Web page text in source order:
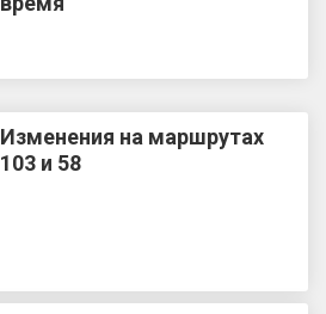
Изменения на маршрутах
103 и 58